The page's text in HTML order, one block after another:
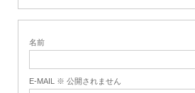
名前
E-MAIL ※ 公開されません